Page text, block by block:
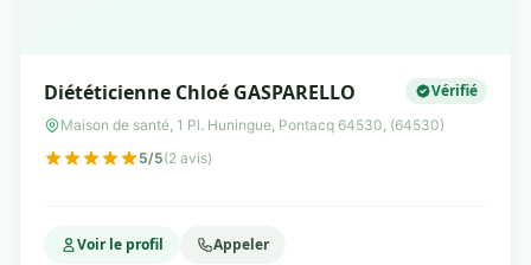
Diététicienne Chloé GASPARELLO Vérifié
Maison de santé, 1 Pl. Huningue, Pontacq 64530, (64530)
5/5(2 avis)
Voir le profil Appeler